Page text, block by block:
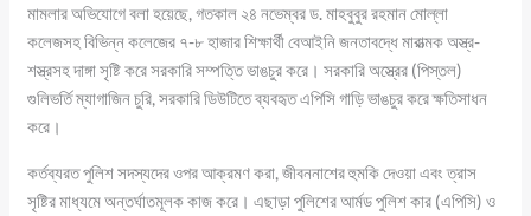
মামলার অভিযোগে বলা হয়েছে, গতকাল ২৪ নভেম্বর ড. মাহবুবুর রহমান মোল্লা
কলেজসহ বিভিন্ন কলেজের ৭-৮ হাজার শিক্ষার্থী বেআইনি জনতাবদ্ধে মারাত্মক অস্ত্র-
শস্ত্রসহ দাঙ্গা সৃষ্টি করে সরকারি সম্পত্তি ভাঙচুর করে। সরকারি অস্ত্রের (পিস্তল)
গুলিভর্তি ম্যাগাজিন চুরি, সরকারি ডিউটিতে ব্যবহৃত এপিসি গাড়ি ভাঙচুর করে ক্ষতিসাধন
করে।
কর্তব্যরত পুলিশ সদস্যদের ওপর আক্রমণ করা, জীবননাশের হুমকি দেওয়া এবং ত্রাস
সৃষ্টির মাধ্যমে অন্তর্ঘাতমূলক কাজ করে। এছাড়া পুলিশের আর্মড পুলিশ কার (এপিসি) ও